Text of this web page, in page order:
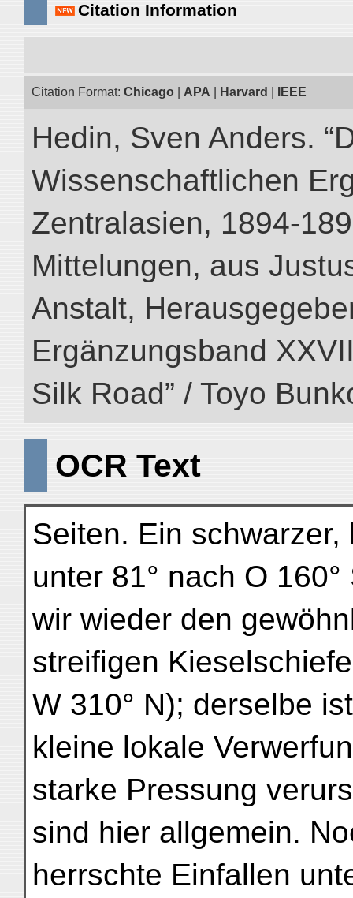
Citation Information
Citation Format: Chicago APA Harvard IEEE
Hedin, Sven Anders.
Wissenschaftlichen
Zentralasien, 1894-
Mittelungen, aus
Anstalt,
Ergänzungsband
Silk Road” / Toyo
OCR Text
Seiten. Ein
unter 81° nach O
wir wieder den
streifigen
W 310° N); derselbe
kleine lokale
starke Pressung
sind hier allgemein.
herrschte Einfallen